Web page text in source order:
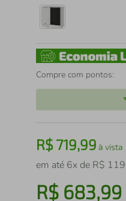
Compre com pontos:
R$719,99 à vista
em até 6x de R$ 119
R$ 683,99